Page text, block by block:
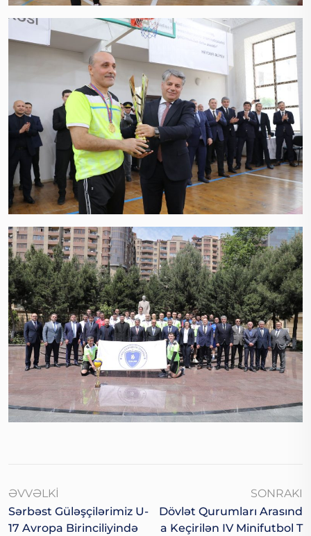
ƏVVƏLKI
Sərbəst Güləşçilərimiz U-
17 Avropa Birinciliyində
SONRAKI
Dövlət Qurumları Arasınd
A Keçirilən IV Minifutbol T